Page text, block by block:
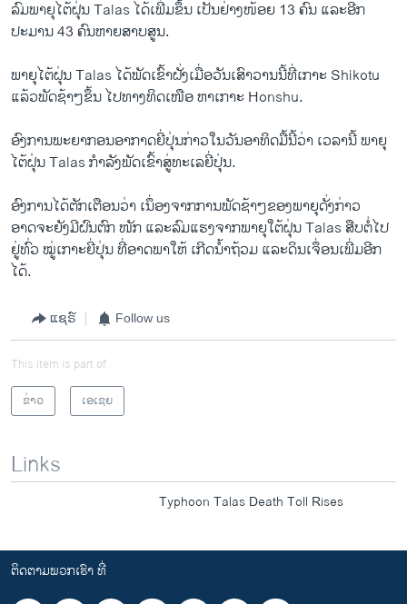
ພາສາຕ່າງໆ
ລົມພາຍຸ​ໄຕ້ຝຸ່ນ Talas ໄດ້ເພີ່ມຂຶ້ນ ເປັນຢ່າງໜ້ອຍ 13 ຄົນ ແລະອີກ
ປະມານ 43 ຄົນຫາຍສາບສູນ.
ພາຍຸ​ໄຕ້ຝຸ່ນ Talas ໄດ້ພັດເຂົ້າຝັ່ງເມື່ອວັນເສົາວານນີ້ທີ່ເກາະ Shikotu
ແລ້ວພັດຊ້າໆຂຶ້ນ ໄປທາງທິດເໜືອ ຫາເກາະ Honshu.
ອົງການພະຍາກອນອາກາດຍີ່ປຸ່ນກ່າວ​ໃນວັນອາທິດມື້ນີ້ວ່າ ​ເວລາ​ນີ້ ພາຍຸ​
ໄຕ້ຝຸ່ນ Talas ກໍາລັງພັດເຂົ້າສູ່ທະເລຍີ່ປຸ່ນ.
ອົງການໄດ້ຕັກເຕືອນວ່າ ເນຶ່ອງຈາກການພັດຊ້າໆຂອງພາຍຸດັ່ງກ່າວ
ອາດຈະຍັງມີຝົນຕົກ ໜັກ ແລະລົມແຮງຈາກພາຍຸໃຕ້ຝຸ່ນ Talas ສືບຕໍ່ໄປ
ຢູ່ທົ່ວ ໝູ່ເກາະຍີ່​ປຸ່ນ ທີ່ອາດພາໃຫ້ ເກີດນໍ້າຖ້ວມ ແລະດິນເຈຶ່ອນເພີ່ມອີກ
ໄດ້.
ແຊຣ໌ Follow us
This item is part of
ຂ່າວ
ເອເຊຍ
Links
Typhoon Talas Death Toll Rises
ຕິດຕາມພວກເຮົາ ທີ່